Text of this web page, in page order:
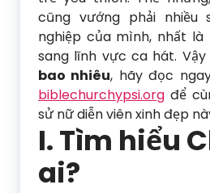
cũng vướng phải nhiều
nghiệp của mình, nhất là
sang lĩnh vực ca hát. Vậy
bao nhiêu, hãy đọc
biblechurchypsi.org để
sử nữ diễn viên xinh đẹp
I. Tìm hiểu
ai?